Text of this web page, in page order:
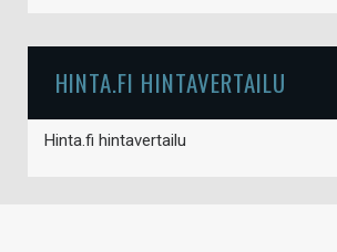
HINTA.FI HINTAVERTAILU
Hinta.fi hintavertailu